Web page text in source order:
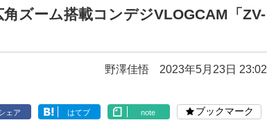
ズーム搭載コンデジVLOGCAM「ZV-
野澤佳悟 2023年5月23日 23:02
ェア はてブ note ブックマーク